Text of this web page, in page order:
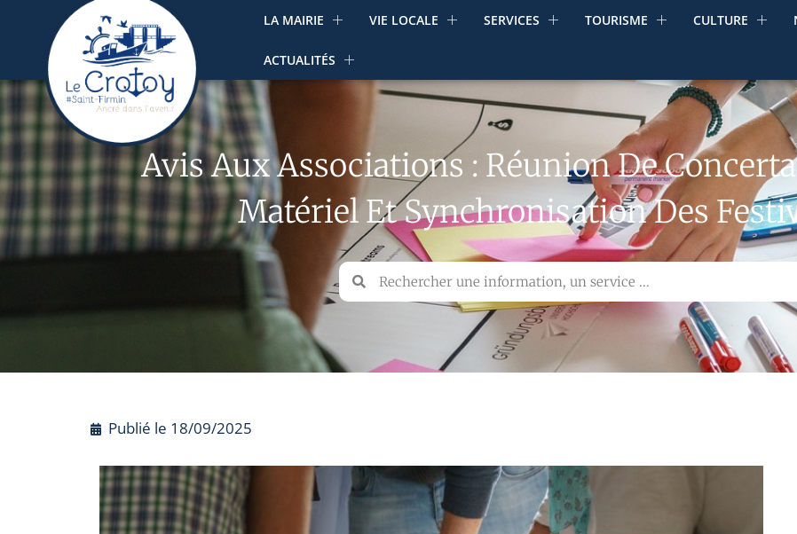
LA MAIRIE VIE LOCALE SERVICES TOURISME CULTURE
ACTUALITÉS
Avis Aux Associations : Réunion De
Matériel Et Synchronisation Des
Publié le 18/09/2025